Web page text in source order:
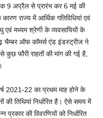
9 अप्रैल से प्रारंभ कर 6 मई की
राज्य में आर्थिक गतिविधियां एवं
एवं मध्यम श्रेणी के व्यवसायियों के
चैम्बर ऑफ कॉमर्स एंड इंडस्ट्रीज ने
कुछ फौरी राहतों की मांग की गई है,
2021-22 का प्रथम माह होने के
तिथियां निर्धारित है। ऐसे समय में
प्रकार की विवरणियों को निर्धारित